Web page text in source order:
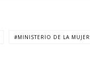
MINISTERIO DE LA MUJER